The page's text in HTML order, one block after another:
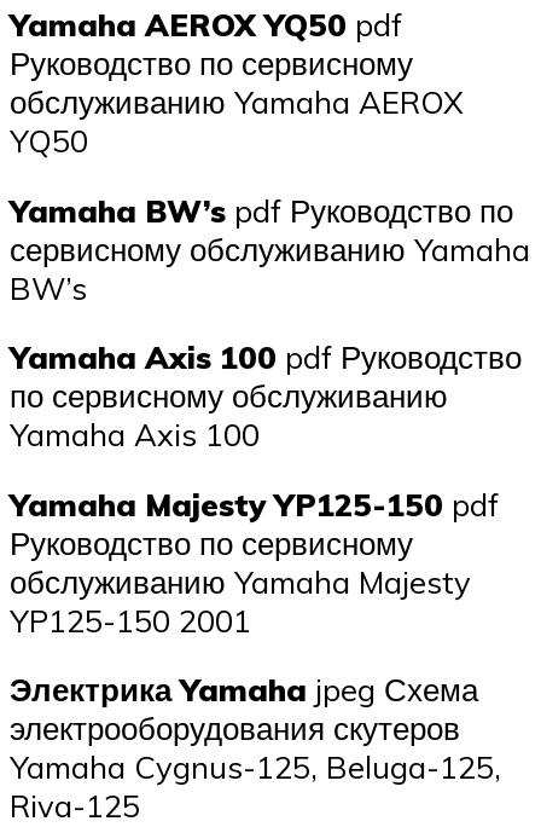
Yamaha AEROX YQ50 pdf
Руководство по сервисному
обслуживанию Yamaha AEROX
YQ50
Yamaha BW’s pdf Руководство по
сервисному обслуживанию Yamaha
BW’s
Yamaha Axis 100 pdf Руководство
по сервисному обслуживанию
Yamaha Axis 100
Yamaha Majesty YP125-150 pdf
Руководство по сервисному
обслуживанию Yamaha Majesty
YP125-150 2001
Электрика Yamaha jpeg Схема
электрооборудования скутеров
Yamaha Cygnus-125, Beluga-125,
Riva-125